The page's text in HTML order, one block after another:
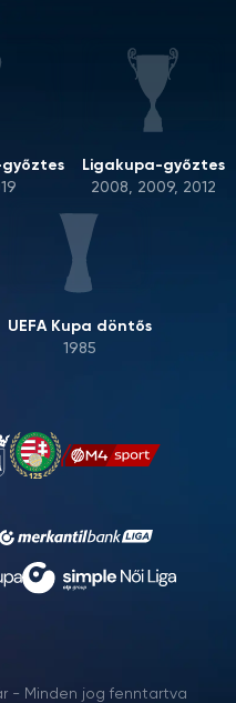
Ligakupa-győztes
2008, 2009, 2012
UEFA Kupa döntős
1985
- Minden jog fenntartva